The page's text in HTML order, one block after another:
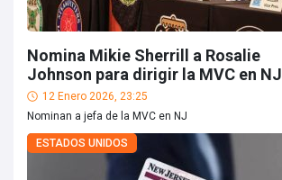
Nomina Mikie Sherrill a Rosalie
Johnson para dirigir la MVC en NJ
12 Enero 2026, 23:25
Nominan a jefa de la MVC en NJ
ESTADOS UNIDOS